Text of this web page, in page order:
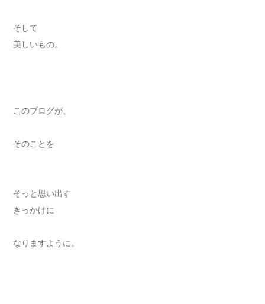
そして
美しいもの。
このブログが、
そのことを
そっと思い出す
きっかけに
なりますように。